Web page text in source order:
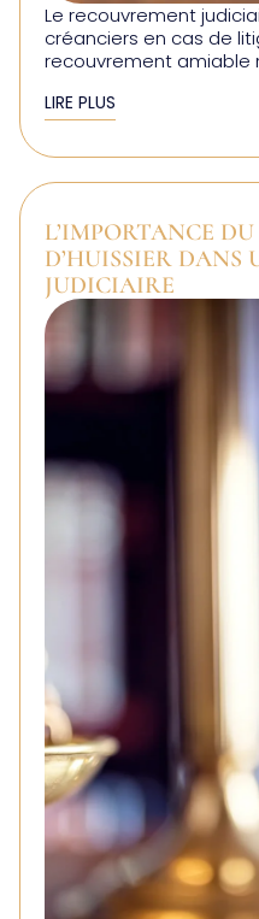
Le recouvrement
créanciers en cas de
recouvrement amiable
LIRE PLUS
L’IMPORTANCE
D’HUISSIER DANS
JUDICIAIRE